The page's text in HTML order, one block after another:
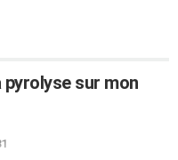
sur mon